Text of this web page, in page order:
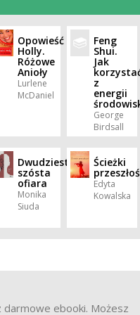
Opowieść
Holly.
Różowe
Anioły
Lurlene
McDaniel
Feng
Shui.
Jak
z
energii
George
Birdsall
Dwudziesta
szósta
ofiara
Monika
Siuda
Ścieżki
Edyta
Kowalska
darmowe ebooki. Możesz